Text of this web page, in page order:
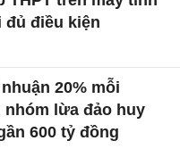
đủ điều kiện
20% mỗi
nhóm lừa đảo huy
600 tỷ đồng